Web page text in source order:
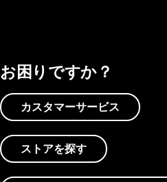
お困りですか？
カスタマーサービス
ストアを探す